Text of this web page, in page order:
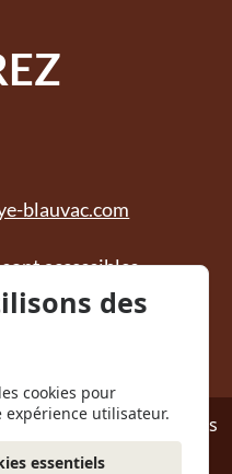
blauvac.com
accessibles
à mobilité
adaptés
Dame de Bon Secours
des
cookies pour
utilisateur.
essentiels